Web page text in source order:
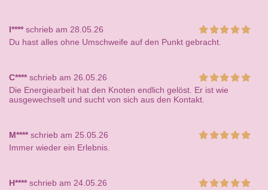
I****schrieb am 28.05.26
Du hast alles ohne Umschweife auf den Punkt gebracht.
C****schrieb am 26.05.26
Die Energiearbeit hat den Knoten endlich gelöst. Er ist wie
ausgewechselt und sucht von sich aus den Kontakt.
M****schrieb am 25.05.26
Immer wieder ein Erlebnis.
H****schrieb am 24.05.26